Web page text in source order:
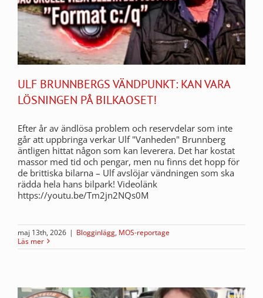
ULF BRUNNBERGS VÄNDPUNKT: KAN VARA
LÖSNINGEN PÅ BILKAOSET!
Efter år av ändlösa problem och reservdelar som inte
går att uppbringa verkar Ulf "Vanheden" Brunnberg
äntligen hittat någon som kan leverera. Det har kostat
massor med tid och pengar, men nu finns det hopp för
de brittiska bilarna – Ulf avslöjar vändningen som ska
rädda hela hans bilpark! Videolänk
https://youtu.be/Tm2jn2NQs0M
maj 13th, 2026 | Blogginlägg, MOS-reportage
Läs mer